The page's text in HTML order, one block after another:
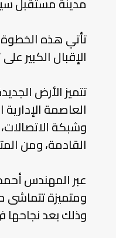
تأتي هذه الخطوة
الإقبال الكبير
تتميز الأرض
وشبكة
القادمة، ومن
عبر المهندس
ومتميزة تتماشى
وذلك بعد نجاحها في